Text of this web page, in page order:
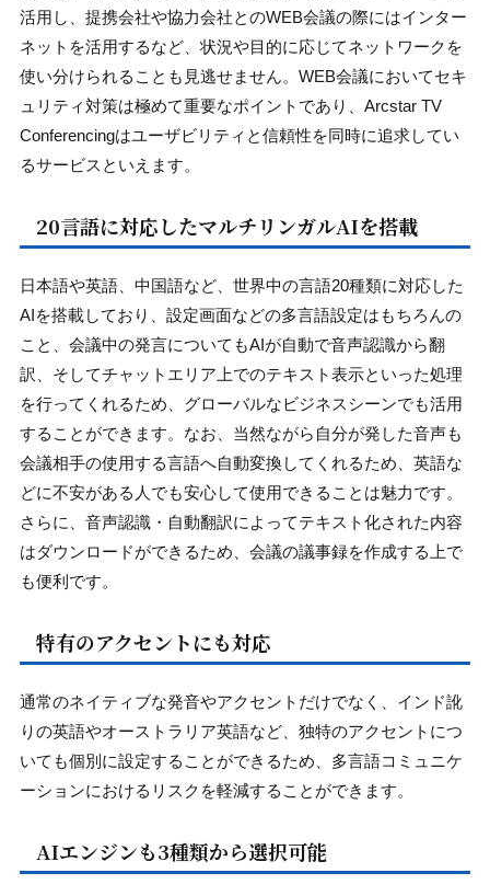
活用し、提携会社や協力会社とのWEB会議の際にはインター
ネットを活用するなど、状況や目的に応じてネットワークを
使い分けられることも見逃せません。WEB会議においてセキ
ュリティ対策は極めて重要なポイントであり、Arcstar TV
Conferencingはユーザビリティと信頼性を同時に追求してい
るサービスといえます。
20言語に対応したマルチリンガルAIを搭載
日本語や英語、中国語など、世界中の言語20種類に対応した
AIを搭載しており、設定画面などの多言語設定はもちろんの
こと、会議中の発言についてもAIが自動で音声認識から翻
訳、そしてチャットエリア上でのテキスト表示といった処理
を行ってくれるため、グローバルなビジネスシーンでも活用
することができます。なお、当然ながら自分が発した音声も
会議相手の使用する言語へ自動変換してくれるため、英語な
どに不安がある人でも安心して使用できることは魅力です。
さらに、音声認識・自動翻訳によってテキスト化された内容
はダウンロードができるため、会議の議事録を作成する上で
も便利です。
特有のアクセントにも対応
通常のネイティブな発音やアクセントだけでなく、インド訛
りの英語やオーストラリア英語など、独特のアクセントにつ
いても個別に設定することができるため、多言語コミュニケ
ーションにおけるリスクを軽減することができます。
AIエンジンも3種類から選択可能